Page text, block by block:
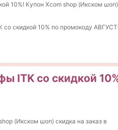
10%! Купон Xcom shop (Икском шоп)
со скидкой 10% по промокоду
ITK со скидкой
(Икском шоп) скидка на заказ в